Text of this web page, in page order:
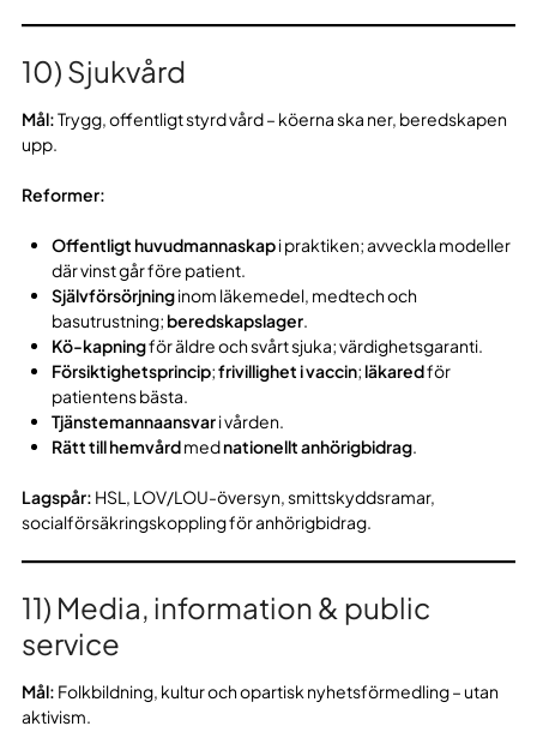
10) Sjukvård
Mål:Trygg, offentligt styrd vård – köerna ska ner, beredskapen
upp.
Reformer:
Offentligt huvudmannaskapi praktiken; avveckla modeller
där vinst går före patient.
Självförsörjninginom läkemedel, medtech och
basutrustning; beredskapslager.
Kö-kapningför äldre och svårt sjuka; värdighetsgaranti.
Försiktighetsprincip;frivillighet i vaccin; läkaredför
patientens bästa.
Tjänstemannaansvari vården.
Rätt till hemvårdmednationellt anhörigbidrag.
Lagspår: HSL, LOV/LOU-översyn, smittskyddsramar,
socialförsäkringskoppling för anhörigbidrag.
11) Media, information & public
service
Mål: Folkbildning, kultur och opartisk nyhetsförmedling – utan
aktivism.